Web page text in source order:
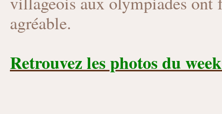
agréable.
Retrouvez les photos du